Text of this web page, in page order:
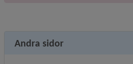
Andra sidor